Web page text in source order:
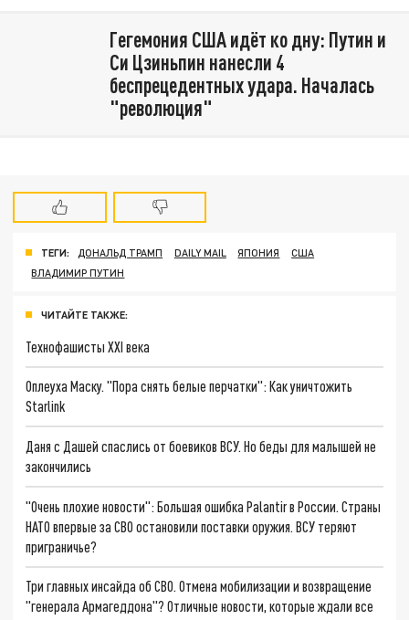
Гегемония США идёт ко дну: Путин и
Си Цзиньпин нанесли 4
беспрецедентных удара. Началась
"революция"
ТЕГИ: ДОНАЛЬД ТРАМП DAILY MAIL ЯПОНИЯ
США
ВЛАДИМИР ПУТИН
ЧИТАЙТЕ ТАКЖЕ:
Технофашисты XXI века
Оплеуха Маску. "Пора снять белые перчатки": Как уничтожить
Starlink
Даня с Дашей спаслись от боевиков ВСУ. Но беды для малышей не
закончились
"Очень плохие новости": Большая ошибка Palantir в России. Страны
НАТО впервые за СВО остановили поставки оружия. ВСУ теряют
приграничье?
Три главных инсайда об СВО. Отмена мобилизации и возвращение
"генерала Армагеддона"? Отличные новости, которые ждали все